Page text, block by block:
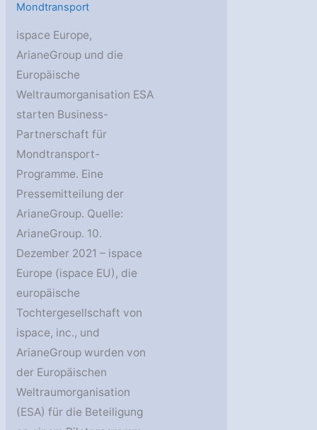
Mondtransport
ispace Europe,
ArianeGroup und die
Europäische
Weltraumorganisation ESA
starten Business-
Partnerschaft für
Mondtransport-
Programme. Eine
Pressemitteilung der
ArianeGroup. Quelle:
ArianeGroup. 10.
Dezember 2021 – ispace
Europe (ispace EU), die
europäische
Tochtergesellschaft von
ispace, inc., und
ArianeGroup wurden von
der Europäischen
Weltraumorganisation
(ESA) für die Beteiligung